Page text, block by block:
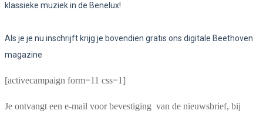
klassieke muziek in de Benelux!
Als je je nu inschrijft krijg je bovendien gratis ons digitale Beethoven
magazine
[activecampaign form=11 css=1]
Je ontvangt een e-mail voor bevestiging van de nieuwsbrief, bij